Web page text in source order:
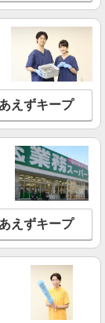
※残業ナシの場
を見る
えずキープ
えずキープ